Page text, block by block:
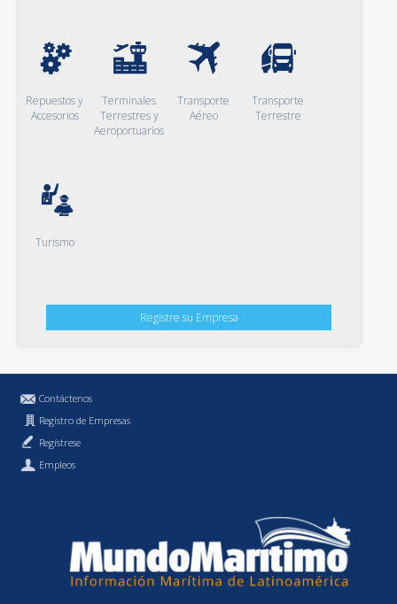
Repuestos y
Accesorios
Terminales
Terrestres y
Aeroportuarios
Transporte
Aéreo
Transporte
Terrestre
Turismo
Registre su Empresa
Contáctenos
Registro de Empresas
Regístrese
Empleos